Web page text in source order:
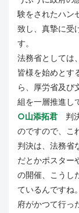
験をされたハン
致し、真摯に受
す。
法務省としては
皆様を始めとす
ら、厚労省及び
組を一層推進し
○山添拓君 判
のですので、こ
判決は、法務省
だとかポスター
の開催、こうし
ているんですね
府がかつて行っ